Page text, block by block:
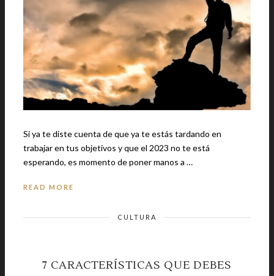
Si ya te diste cuenta de que ya te estás tardando en
trabajar en tus objetivos y que el 2023 no te está
esperando, es momento de poner manos a …
READ MORE
CULTURA
7 CARACTERÍSTICAS QUE DEBES